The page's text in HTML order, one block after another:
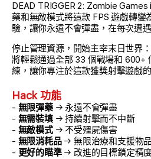
DEAD TRIGGER 2: Zombie
藥和無敵模式將這款 FPS 遊戲轉變
驗，讓你永遠不會彈盡，在每次遭
停止管理資源，開始主宰末日世界
將輕鬆通過全部 33 個戰場和 600+
練，讓你專注於這款獲獎射擊遊戲
Hack 功能
- 無限彈藥→ 永遠不會彈盡
- 無需裝填→ 持續射擊而不中斷
- 無敵模式→ 不受殭屍傷害
- 無限消耗品→ 無限治療和支援物品
- 更好的瞄準→ 改進的目標鎖定精